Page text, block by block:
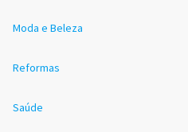
Moda e Beleza
Reformas
Saúde